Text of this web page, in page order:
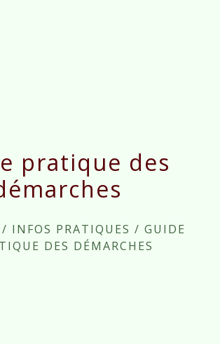
pratique des
/ INFOS PRATIQUES / GUIDE
DES DÉMARCHES